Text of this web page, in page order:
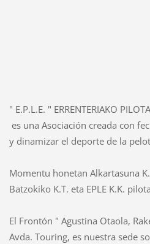
" E.P.L.E. " ERRENTERIAKO
es una Asociación creada con
y dinamizar el deporte de la
Momentu honetan Alkartasuna
Batzokiko K.T. eta EPLE K.K.
El Frontón " Agustina Otaola,
Avda. Touring, es nuestra sede